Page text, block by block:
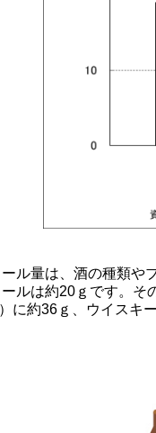
ル量は、酒の種類や
ルは約20ｇです。そ
）に約36ｇ、ウイスキ